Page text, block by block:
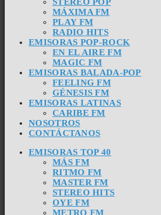
MÁXIMA FM
PLAY FM
RADIO HITS
EMISORAS POP-ROCK
EN EL AIRE FM
MAGIC FM
EMISORAS BALADA-POP
FEELING FM
GÉNESIS FM
EMISORAS LATINAS
CARIBE FM
NOSOTROS
CONTÁCTANOS
EMISORAS TOP 40
MÁS FM
RITMO FM
MASTER FM
STEREO HITS
OYE FM
METRO FM